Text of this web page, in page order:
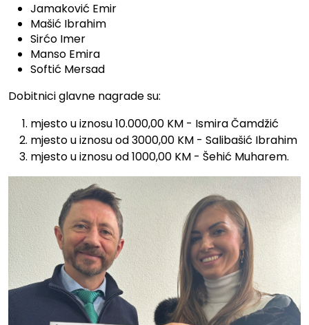
Jamaković Emir
Mašić Ibrahim
Sirćo Imer
Manso Emira
Softić Mersad
Dobitnici glavne nagrade su:
mjesto u iznosu 10.000,00 KM - Ismira Čamdžić
mjesto u iznosu od 3000,00 KM - Salibašić Ibrahim
mjesto u iznosu od 1000,00 KM - Šehić Muharem.